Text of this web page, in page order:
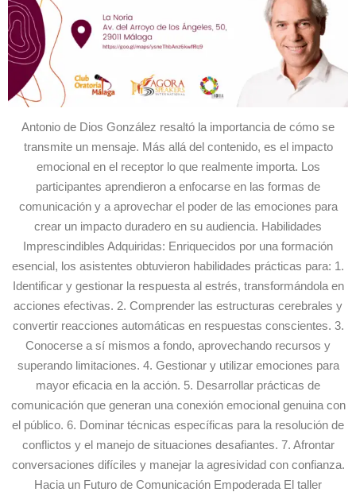
Antonio de Dios González resaltó la importancia de cómo se
transmite un mensaje. Más allá del contenido, es el impacto
emocional en el receptor lo que realmente importa. Los
participantes aprendieron a enfocarse en las formas de
comunicación y a aprovechar el poder de las emociones para
crear un impacto duradero en su audiencia. Habilidades
Imprescindibles Adquiridas: Enriquecidos por una formación
esencial, los asistentes obtuvieron habilidades prácticas para: 1.
Identificar y gestionar la respuesta al estrés, transformándola en
acciones efectivas. 2. Comprender las estructuras cerebrales y
convertir reacciones automáticas en respuestas conscientes. 3.
Conocerse a sí mismos a fondo, aprovechando recursos y
superando limitaciones. 4. Gestionar y utilizar emociones para
mayor eficacia en la acción. 5. Desarrollar prácticas de
comunicación que generan una conexión emocional genuina con
el público. 6. Dominar técnicas específicas para la resolución de
conflictos y el manejo de situaciones desafiantes. 7. Afrontar
conversaciones difíciles y manejar la agresividad con confianza.
Hacia un Futuro de Comunicación Empoderada El taller